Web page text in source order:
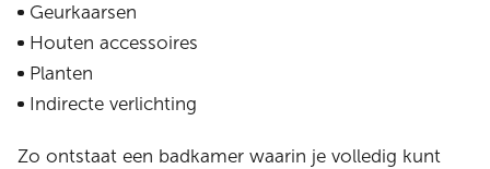
Geurkaarsen
Houten accessoires
Planten
Indirecte verlichting
Zo ontstaat een badkamer waarin je volledig kunt